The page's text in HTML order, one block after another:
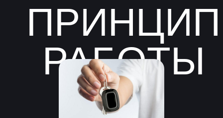
ПРИНЦИП
РАБОТЫ